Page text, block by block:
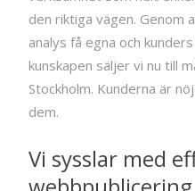
den riktiga vägen. Genom
analys få egna och
kunskapen säljer vi nu till
Stockholm. Kunderna är
dem.
Vi sysslar med